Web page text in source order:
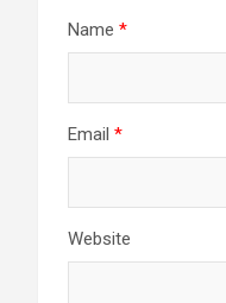
Name *
Email *
Website